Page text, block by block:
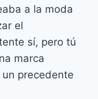
a la moda
el
sí, pero tú
marca
precedente